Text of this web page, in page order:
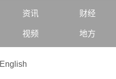
资讯 财经
视频 地方
English